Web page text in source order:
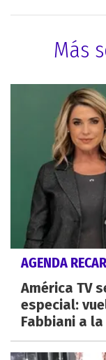
Más
AGENDA
América TV
especial:
Fabbiani a